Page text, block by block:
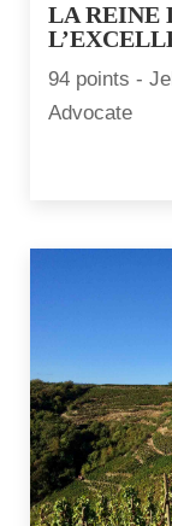
LA REINE
94 points -
Advocate